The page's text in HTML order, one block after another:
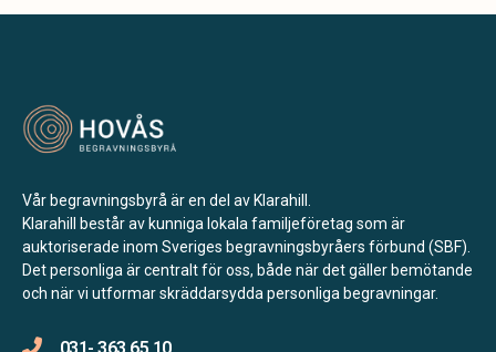
Vår begravningsbyrå är en del av Klarahill.
Klarahill består av kunniga lokala familjeföretag som är
auktoriserade inom Sveriges begravningsbyråers förbund (SBF).
Det personliga är centralt för oss, både när det gäller bemötande
och när vi utformar skräddarsydda personliga begravningar.